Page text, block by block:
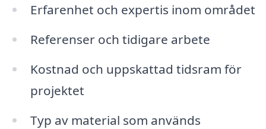
Erfarenhet och expertis inom området
Referenser och tidigare arbete
Kostnad och uppskattad tidsram för
projektet
Typ av material som används